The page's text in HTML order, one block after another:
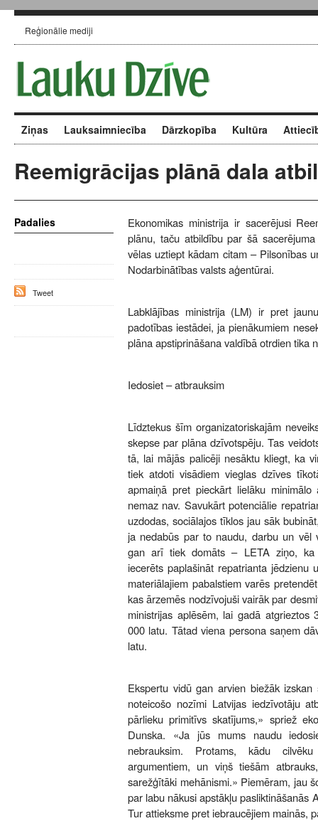
Reģionālie mediji
Ziņas Lauksaimniecība Dārzkopība Kultūra
Reemigrācijas plānā dala
Ekonomikas ministrija ir sacerējusi
plānu, taču atbildību par šā
vēlas uztiept kādam citam – Pilsonības
Nodarbinātības valsts aģentūrai.
Labklājības ministrija (LM) ir pret
padotības iestādei, ja pienākumiem
plāna apstiprināšana valdībā otrdien tika
Iedosiet – atbrauksim
Līdztekus šīm organizatoriskajām
skepse par plāna dzīvotspēju. Tas
tā, lai mājās palicēji nesāktu kliegt, ka
tiek atdoti visādiem vieglas dzīves
apmaiņā pret pieckārt lielāku
nemaz nav. Savukārt potenciālie
uzdodas, sociālajos tīklos jau sāk
ja nedabūs par to naudu, darbu un vēl
gan arī tiek domāts – LETA ziņo, ka
iecerēts paplašināt repatrianta jēdzienu
materiālajiem pabalstiem varēs
kas ārzemēs nodzīvojuši vairāk par
ministrijas aplēsēm, lai gadā atgrieztos
000 latu. Tātad viena persona saņem
latu.
Ekspertu vidū gan arvien biežāk
noteicošo nozīmi Latvijas iedzīvotāju
pārlieku primitīvs skatījums,» spriež
Dunska. «Ja jūs mums naudu
nebrauksim. Protams, kādu
argumentiem, un viņš tiešām
sarežģītāki mehānismi.» Piemēram, jau
par labu nākusi apstākļu pasliktināšanās
Tur attieksme pret iebraucējiem mainās,
Padalies
Tweet